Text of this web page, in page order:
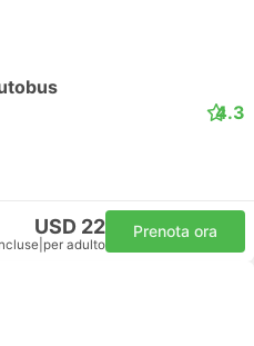
4.3
USD 22
per adulto
Prenota ora